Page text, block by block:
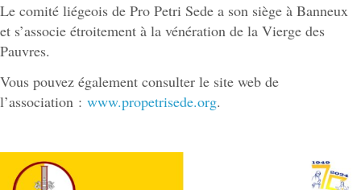
Le comité liégeois de Pro Petri Sede a son siège à Banneux
et s’associe étroitement à la vénération de la Vierge des
Pauvres.
Vous pouvez également consulter le site web de
l’association : www.propetrisede.org.